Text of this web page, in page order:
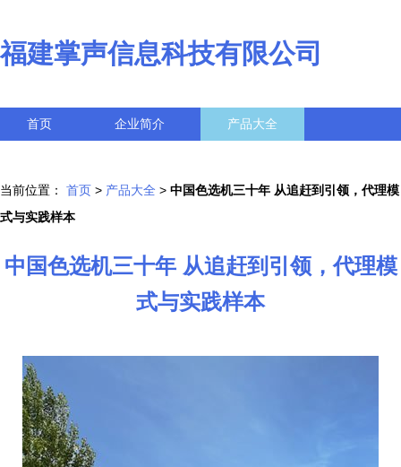
福建掌声信息科技有限公司
首页 企业简介 产品大全
当前位置： 首页 > 产品大全 > 中国色选机三十年 从追赶到引领，代理模
式与实践样本
中国色选机三十年 从追赶到引领，代理模
式与实践样本